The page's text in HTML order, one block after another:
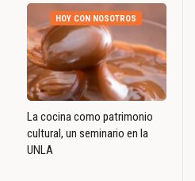
HOY CON NOSOTROS
La cocina como patrimonio
cultural, un seminario en la
UNLA